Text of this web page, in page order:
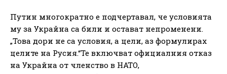
Путин многократно е подчертавал, че условията
му за Украйна са били и остават непроменени.
„Това дори не са условия, а цели, аз формулирах
целите на Русия.“Те включват официалния отказ
на Украйна от членство в НАТО,